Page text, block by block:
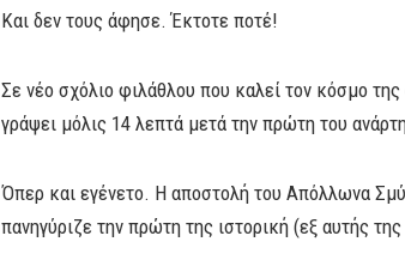
Και δεν τους άφησε. Έκτοτε ποτέ!
Σε νέο σχόλιο φιλάθλου που καλεί τον κόσμο
γράψει μόλις 14 λεπτά μετά την πρώτη του
Όπερ και εγένετο. Η αποστολή του Απόλλωνα
πανηγύριζε την πρώτη της ιστορική (εξ αυτής